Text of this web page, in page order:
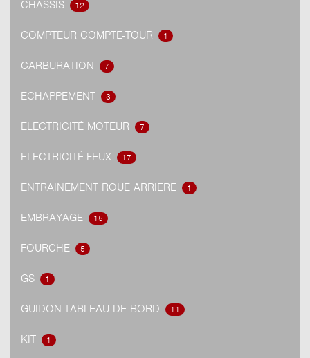
CHASSIS 12
COMPTEUR COMPTE-TOUR 1
CARBURATION 7
ECHAPPEMENT 3
ELECTRICITÉ MOTEUR 7
ELECTRICITÉ-FEUX 17
ENTRAINEMENT ROUE ARRIÈRE 1
EMBRAYAGE 15
FOURCHE 5
GS 1
GUIDON-TABLEAU DE BORD 11
KIT 1